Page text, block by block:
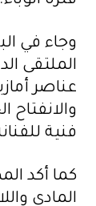
وجاء في
الملتقى
عناصر
والانفتاح
فنية
كما أكد